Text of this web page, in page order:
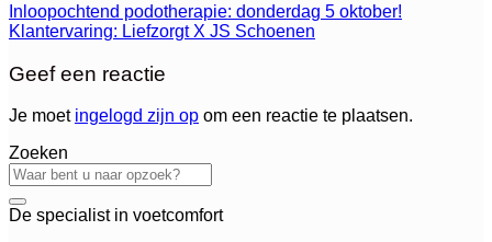
Inloopochtend podotherapie: donderdag 5 oktober!
Klantervaring: Liefzorgt X JS Schoenen
Geef een reactie
Je moet ingelogd zijn op om een reactie te plaatsen.
Zoeken
De specialist in voetcomfort